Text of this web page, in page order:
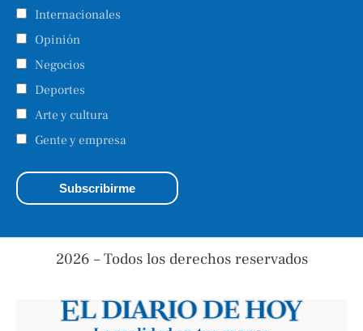
Internacionales
Opinión
Negocios
Deportes
Arte y cultura
Gente y empresa
2026 – Todos los derechos reservados